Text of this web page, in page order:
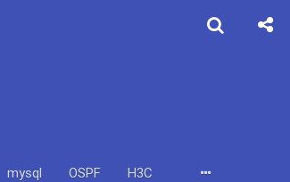
mysql OSPF H3C 计算机网络